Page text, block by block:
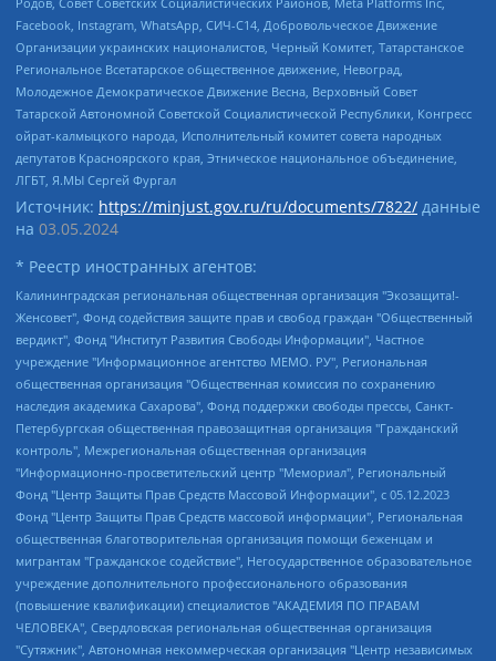
Facebook, Instagram, WhatsApp, СИЧ-С14, Добровольческое Движение
Организации украинских националистов, Черный Комитет, Татарстанское
Региональное Всетатарское общественное движение, Невоград,
Молодежное Демократическое Движение Весна, Верховный Совет
Татарской Автономной Советской Социалистической Республики, Конгресс
ойрат-калмыцкого народа, Исполнительный комитет совета народных
депутатов Красноярского края, Этническое национальное объединение,
ЛГБТ, Я.МЫ Сергей Фургал
Источник: https://minjust.gov.ru/ru/documents/7822/ данные
на 03.05.2024
* Реестр иностранных агентов:
Калининградская региональная общественная организация "Экозащита!-Женсовет", Фонд содействия защите прав и свобод граждан "Общественный вердикт", Фонд "Институт Развития Свободы Информации", Частное учреждение "Информационное агентство МЕМО. РУ", Региональная общественная организация "Общественная комиссия по сохранению наследия академика Сахарова", Фонд поддержки свободы прессы, Санкт-Петербургская общественная правозащитная организация "Гражданский контроль", Межрегиональная общественная организация "Информационно-просветительский центр "Мемориал", Региональный Фонд "Центр Защиты Прав Средств Массовой Информации", с 05.12.2023 Фонд "Центр Защиты Прав Средств массовой информации", Региональная общественная благотворительная организация помощи беженцам и мигрантам "Гражданское содействие", Негосударственное образовательное учреждение дополнительного профессионального образования (повышение квалификации) специалистов "АКАДЕМИЯ ПО ПРАВАМ ЧЕЛОВЕКА", Свердловская региональная общественная организация "Сутяжник", Автономная некоммерческая организация "Центр независимых социологических исследований", Союз общественных объединений "Российский исследовательский центр по правам человека", Региональное общественное учреждение научно-информационный центр "МЕМОРИАЛ", Некоммерческая организация "Фонд защиты гласности", Автономная некоммерческая организация "Институт прав человека", Городская общественная организация "Екатеринбургское общество "МЕМОРИАЛ", Городская общественная организация "Рязанское историко-просветительское и правозащитное общество "Мемориал" (Рязанский Мемориал), Челябинский региональный орган общественной самодеятельности – женское общественное объединение "Женщины Евразии", Челябинский региональный орган общественной самодеятельности "Уральская правозащитная группа", Фонд содействия защите здоровья и социальной справедливости имени Андрея Рылькова, Автономная Некоммерческая Организация "Аналитический Центр Юрия Левады", Автономная некоммерческая организация социальной поддержки населения "Проект Апрель", Региональная общественная организация помощи женщинам и детям, находящимся в кризисной ситуации "Информационно-методический центр "Анна", Фонд содействия развитию массовых коммуникаций и правовому просвещению "Так-так-Так", Фонд содействия устойчивому развитию "Серебряная тайга", Свердловский региональный общественный фонд социальных проектов "Новое время", "Idel.Реалии", Кавказ.Реалии, Крым.Реалии, Телеканал Настоящее Время, Татаро-башкирская служба Радио Свобода (Azatliq Radiosi), Радио Свободная Европа/Радио Свобода (PCE/PC), "Сибирь.Реалии", "Фактограф", Благотворительный фонд помощи осужденным и их семьям, Автономная некоммерческая организация "Институт глобализации и социальных движений", Фонд "В защиту прав заключенных", Частное учреждение "Центр поддержки и содействия развитию средств массовой информации", Пензенский региональный общественный благотворительный фонд "Гражданский союз", "Север.Реалии", Некоммерческая организация Фонд "Правовая инициатива", Общество с ограниченной ответственностью "Радио Свободная Европа/Радио Свобода", Чешское информационное агентство "MEDIUM-ORIENT", Красноярская региональная общественная организация "Мы против СПИДа", Камалягин Денис Николаевич, Маркелов Сергей Евгеньевич, Пономарев Лев Александрович, Савицкая Людмила Алексеевна, Автономная некоммерческая организация "Центр по работе с проблемой насилия "НАСИЛИЮ.НЕТ", Межрегиональный профессиональный союз работников здравоохранения "Альянс врачей", Юридическое лицо, зарегистрированное в Латвийской Республике, SIA "Medusa Project" (регистрационный номер 40103797863, дата регистрации 10.06.2014), Некоммерческая организация "Фонд по борьбе с коррупцией", Автономная некоммерческая организация "Институт права и публичной политики", Баданин Роман Сергеевич, Гликин Максим Александрович, Железнова Мария Михайловна, Лукьянова Юлия Сергеевна, Маетная Елизавета Витальевна, Маняхин Петр Борисович, Чуракова Ольга Владимировна, Ярош Юлия Петровна, Юридическое лицо "The Insider SIA", зарегистрированное в Риге, Латвийская Республика (дата регистрации 26.06.2015), являющееся администратором доменного имени интернет-издания "The Insider SIA", https://theins.ru, Постернак Алексей Евгеньевич, Рубин Михаил Аркадьевич, Анин Роман Александрович, Юридическое лицо Istories fonds, зарегистрированное в Латвийской Республике (регистрационный номер 50008295751, дата регистрации 24.02.2020), Великовский Дмитрий Александрович, Долинина Ирина Николаевна, Мароховская Алеся Алексеевна, Шлейнов Роман Юрьевич, Шмагун Олеся Валентиновна, Общество с ограниченной ответственностью "Альтаир 2021", Общество с ограниченной ответственностью "Вега 2021", Общество с ограниченной ответственностью "Главный редактор 2021", Общество с ограниченной ответственностью "Ромашки монолит", Важенков Артем Валерьевич, Ивановская областная общественная организация "Центр гендерных исследований", Гурман Юрий Альбертович, Медиапроект "ОВД-Инфо", Егоров Владимир Владимирович, Жилинский Владимир Александрович, Общество с ограниченной ответственностью "ЗП", Иванова София Юрьевна, Карезина Инна Павловна, Кильтау Екатерина Викторовна, Петров Алексей Викторович, Пискунов Сергей Евгеньевич, Смирнов Сергей Сергеевич, Тихонов Михаил Сергеевич, Общество с ограниченной ответственностью "ЖУРНАЛИСТ-ИНОСТРАННЫЙ АГЕНТ", Арапова Галина Юрьевна, Вольтская Татьяна Анатольевна, Американская компания "Mason G.E.S. Anonymous Foundation" (США), являющаяся владельцем интернет-издания https://mnews.world/, Компания "Stichting Bellingcat", зарегистрированная в Нидерландах (дата регистрации 11.07.2018), Захаров Андрей Вячеславович, Клепиковская Екатерина Дмитриевна, Общество с ограниченной ответственностью "МЕМО", Перл Роман Александрович, Симонов Евгений Алексеевич, Соловьева Елена Анатольевна, Сотников Даниил Владимирович, Сурначева Елизавета Дмитриевна, Автономная некоммерческая организация по защите прав человека и информированию населения "Якутия – Наше Мнение", Общество с ограниченной ответственностью "Москоу диджитал медиа", с 26.01.2023 Общество с ограниченной ответственностью "Чайка Белые сады", Ветошкина Валерия Валерьевна, Заговора Максим Александрович, Межрегиональное общественное движение "Российская ЛГБТ - сеть", Оленичев Максим Владимирович, Павлов Иван Юрьевич, Скворцова Елена Сергеевна, Общество с ограниченной ответственностью "Как бы инагент", Кочетков Игорь Викторович, Общество с ограниченной ответственностью "Честные выборы", Еланчик Олег Александрович, Общество с ограниченной ответственностью "Нобелевский призыв", Гималова Регина Эмилевна, Григорьев Андрей Валерьевич, Григорьева Алина Александровна, Ассоциация по содействию защите прав призывников, альтернативнослужащих и военнослужащих "Правозащитная группа "Гражданин.Армия.Право", Хисамова Регина Фаритовна, Автономная некоммерческая организация по реализации социально-правовых программ "Лилит", Дальневосточное общественное движение "Маяк", Санкт-Петербургская ЛГБТ-инициативная группа "Выход", Инициативная группа ЛГБТ+ "Реверс", Алексеев Андрей Викторович, Бекбулатова Таисия Львовна, Беляев Иван Михайлович, Владыкина Елена Сергеевна, Гельман Марат Александрович, Никульшина Вероника Юрьевна, Толоконникова Надежда Андреевна, Шендерович Виктор Анатольевич, Общество с ограниченной ответственностью "Данное сообщение", Общество с ограниченной ответственностью Издательский дом "Новая глава", Айнбиндер Александра Александровна, Московский комьюнити-центр для ЛГБТ+инициатив, Благотворительный фонд развития филантропии, Deutsche Welle (Германия, Kurt-Schumacher-Strasse 3, 53113 Bonn), Борзунова Мария Михайловна, Воробьев Виктор Викторович, Голубева Анна Львовна, Константинова Алла Михайловна, Малкова Ирина Владимировна, Мурадов Мурад Абдулгалимович, Осетинская Елизавета Николаевна, Понасенков Евгений Николаевич, Ганапольский Матвей Юрьевич, Киселев Евгений Алексеевич, Борухович Ирина Григорьевна, Дремин Иван Тимофеевич, Дубровский Дмитрий Викторович, Красноярская региональная общественная организация поддержки и развития альтернативных образовательных технологий и межкультурных коммуникаций "ИНТЕРРА", Маяковская Екатерина Алексеевна, Фейгин Марк Захарович, Филимонов Андрей Викторович, Дзугкоева Регина Николаевна, Доброхотов Роман Александрович, Дудь Юрий Александрович, Елкин Сергей Владимирович, Кругликов Кирилл Игоревич, Сабунаева Мария Леонидовна, Семенов Алексей Владимирович, Шаинян Карен Багратович, Шульман Екатерина Михайловна, Асафьев Артур Валерьевич, Вахштайн Виктор Семенович, Венедиктов Алексей Алексеевич, Лушникова Екатерина Евгеньевна, Волков Леонид Михайлович, Невзоров Александр Глебович, Пархоменко Сергей Борисович, Сироткин Ярослав Николаевич, Кара-Мурза Владимир Владимирович, Баранова Наталья Владимировна, Гозман Леонид Яковлевич, Кагарлицкий Борис Юльевич, Климарев Михаил Валерьевич, Милов Владимир Станиславович, Автономная некоммерческая организация Краснодарский центр современного искусства "Типография", Моргенштерн Алишер Тагирович, Соболь Любовь Эдуардовна, Общество с ограниченной ответственностью "ЛИЗА НОРМ", Каспаров Гарри Кимович, Ходорковский Михаил Борисович, Общество с ограниченной ответственностью "Апрельские тезисы", Данилович Ирина Брониславовна, Кашин Олег Владимирович, Петров Николай Владимирович, Пивоваров Алексей Владимирович, Соколов Михаил Владимирович, Цветкова Юлия Владимировна, Чичваркин Евгений Александрович, Комитет против пыток/Команда против пыток, Общество с ограниченной ответственностью "Первый научный", Общество с ограниченной ответственностью "Вертолет и ко", Белоцерковская Вероника Борисовна, Кац Максим Евгеньевич, Лазарева Татьяна Юрьевна, Шаведдинов Руслан Табризович, Яшин Илья Валерьевич, Общество с ограниченной ответственностью "Иноагент ААВ", Алешковский Дмитрий Петрович, Альбац Евгения Марковна, Быков Дмитрий Львович, Галямина Юлия Евгеньевна, Лойко Сергей Леонидович, Мартынов Кирилл Константинович, Медведев Сергей Александрович, Крашенинников Федор Геннадиевич, Гордеева Катерина Вл